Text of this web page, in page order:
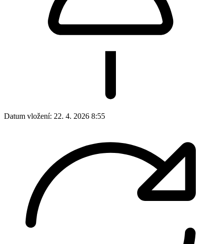
Datum vložení: 22. 4. 2026 8:55